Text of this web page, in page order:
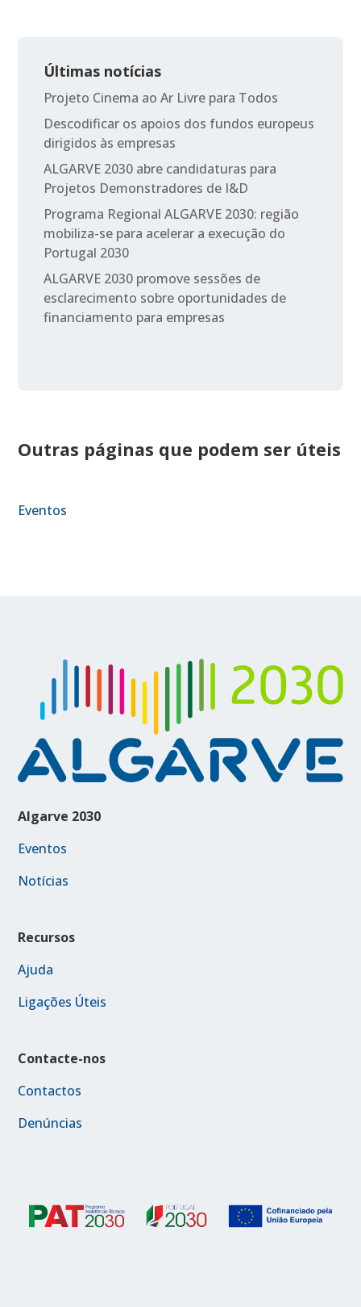
Últimas notícias
Projeto Cinema ao Ar Livre para Todos
Descodificar os apoios dos fundos europeus
dirigidos às empresas
ALGARVE 2030 abre candidaturas para
Projetos Demonstradores de I&D
Programa Regional ALGARVE 2030: região
mobiliza-se para acelerar a execução do
Portugal 2030
ALGARVE 2030 promove sessões de
esclarecimento sobre oportunidades de
financiamento para empresas
Outras páginas que podem ser úteis
Eventos
Algarve 2030
Eventos
Notícias
Recursos
Ajuda
Ligações Úteis
Contacte-nos
Contactos
Denúncias